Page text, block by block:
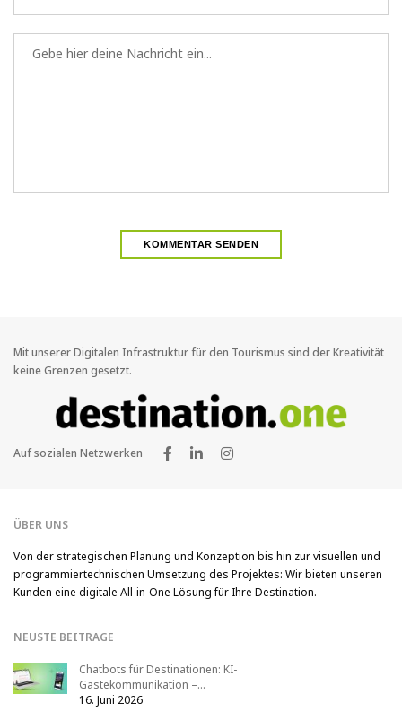
Mit unserer Digitalen Infrastruktur für den Tourismus sind der Kreativität
keine Grenzen gesetzt.
Auf sozialen Netzwerken
ÜBER UNS
Von der strategischen Planung und Konzeption bis hin zur visuellen und
programmiertechnischen Umsetzung des Projektes: Wir bieten unseren
Kunden eine digitale All-in-One Lösung für Ihre Destination.
NEUSTE BEITRAGE
Chatbots für Destinationen: KI-
Gästekommunikation –…
16. Juni 2026